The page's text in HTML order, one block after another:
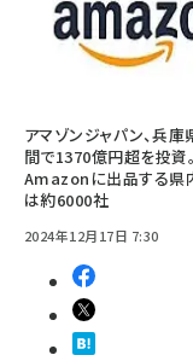
アマゾンジャパン、兵
間で1370億円超を投資。
Amazonに出品する県
は約6000社
2024年12月17日 7:30